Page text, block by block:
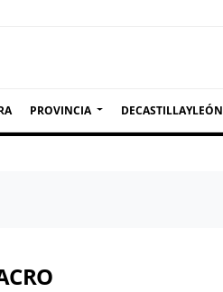
PROVINCIA DECASTILLAYLEÓN